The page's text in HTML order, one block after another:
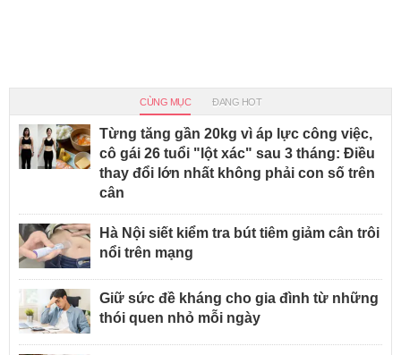
CÙNG MỤC ĐANG HOT
Từng tăng gần 20kg vì áp lực công việc,
cô gái 26 tuổi "lột xác" sau 3 tháng: Điều
thay đổi lớn nhất không phải con số trên
cân
Hà Nội siết kiểm tra bút tiêm giảm cân trôi
nổi trên mạng
Giữ sức đề kháng cho gia đình từ những
thói quen nhỏ mỗi ngày